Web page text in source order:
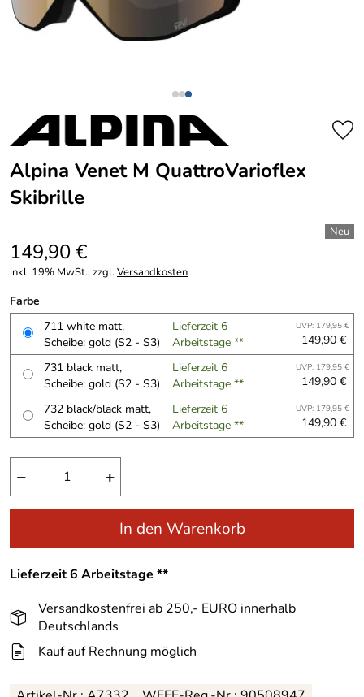
Alpina Venet M QuattroVarioflex
Skibrille
149,90 €
inkl. 19% MwSt., zzgl.Versandkosten
Farbe
711 white matt,
Scheibe: gold (S2 - S3)
Lieferzeit 6
Arbeitstage **
UVP: 179,95 €
149,90 €
731 black matt,
Scheibe: gold (S2 - S3)
Lieferzeit 6
Arbeitstage **
UVP: 179,95 €
149,90 €
732 black/black matt,
Scheibe: gold (S2 - S3)
Lieferzeit 6
Arbeitstage **
UVP: 179,95 €
149,90 €
− +
In den Warenkorb
Lieferzeit 6 Arbeitstage **
Versandkostenfrei ab 250,- EURO innerhalb
Deutschlands
Kauf auf Rechnung möglich